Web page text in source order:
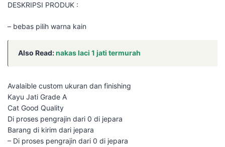
DESKRIPSI PRODUK :
– bebas pilih warna kain
Also Read:nakas laci 1 jati termurah
Avalaible custom ukuran dan finishing
Kayu Jati Grade A
Cat Good Quality
Di proses pengrajin dari 0 di jepara
Barang di kirim dari jepara
– Di proses pengrajin dari 0 di jepara